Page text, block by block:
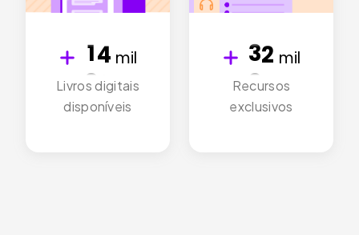
0
1
0
1
2
3
4 mil
Livros digitais
disponíveis
1
2
3
0
1
2 mil
Recursos
exclusivos